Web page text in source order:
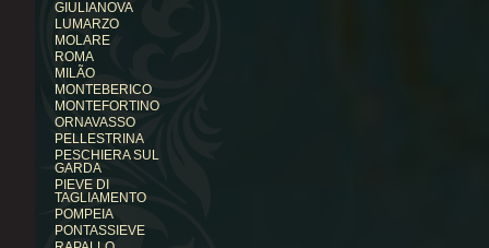
GIULIANOVA
LUMARZO
MOLARE
ROMA
MILÃO
MONTEBERICO
MONTEFORTINO
ORNAVASSO
PELLESTRINA
PESCHIERA SUL
GARDA
PIEVE DI
TAGLIAMENTO
POMPEIA
PONTASSIEVE